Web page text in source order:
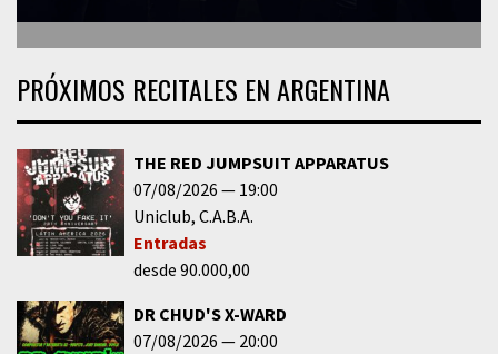
PRÓXIMOS RECITALES EN ARGENTINA
THE RED JUMPSUIT APPARATUS
07/08/2026
19:00
Uniclub C.A.B.A.
Entradas
desde 90.000,00
DR CHUD'S X-WARD
07/08/2026
20:00